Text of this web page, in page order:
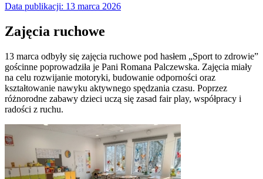
Data publikacji: 13 marca 2026
Zajęcia ruchowe
13 marca odbyły się zajęcia ruchowe pod hasłem „Sport to zdrowie”
gościnne poprowadziła je Pani Romana Palczewska. Zajęcia miały
na celu rozwijanie motoryki, budowanie odporności oraz
kształtowanie nawyku aktywnego spędzania czasu. Poprzez
różnorodne zabawy dzieci uczą się zasad fair play, współpracy i
radości z ruchu.